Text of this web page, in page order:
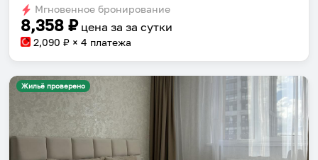
changing
dates.
changing
dates.
Мгновенное бронирование
8,358 ₽ цена за за сутки
2,090 ₽ × 4 платежа
Жильё проверено